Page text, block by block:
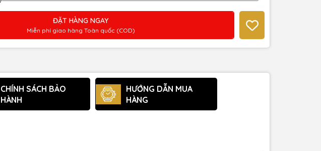
ĐẶT HÀNG NGAY
Miễn phí giao hàng Toàn quốc (COD)
CHÍNH SÁCH BẢO
HÀNH
HƯỚNG DẪN MUA
HÀNG